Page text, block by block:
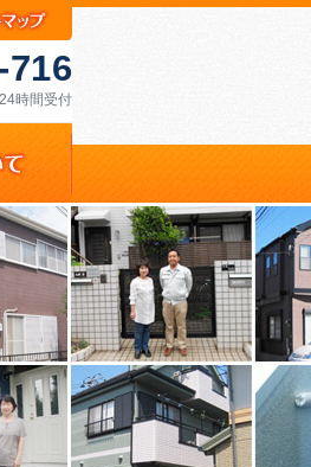
716
時間受付